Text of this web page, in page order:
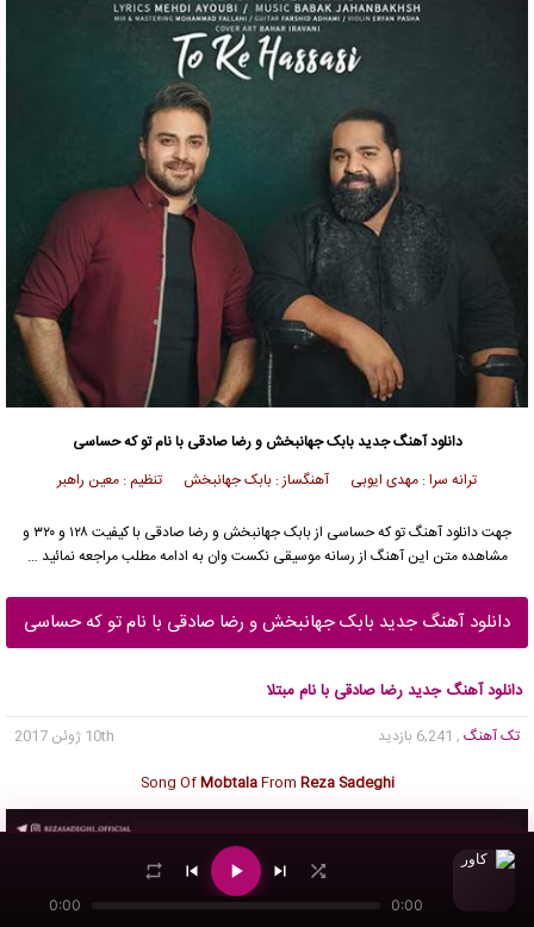
دانلود آهنگ جدیدبابک جهانبخش و رضا صادقی با نام تو که حساسی
ترانه سرا : مهدی ایوبی آهنگساز : بابک جهانبخش تنظیم : معین راهبر
جهت دانلود آهنگ تو که حساسی ازبابک جهانبخش و رضا صادقی
با کیفیت ۱۲۸ و ۳۲۰ و
مشاهده متن این آهنگ از رسانه موسیقی نکست وان به ادامه مطلب مراجعه نمائید …
دانلود آهنگ جدید بابک جهانبخش و رضا صادقی با نام تو که حساسی
دانلود آهنگ جدید رضا صادقی با نام مبتلا
تک آهنگ , 6,241 بازدید
10th ژوئن 2017
Song OfMobtalaFrom Reza Sadeghi
0:00
0:00